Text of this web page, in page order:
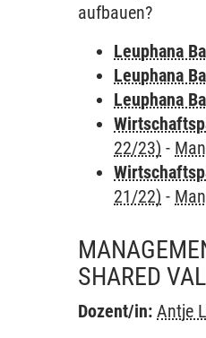
aufbauen?
Leuphana
Leuphana
Leuphana
22/23) -
21/22) -
SHARED
Dozent/in: Antje